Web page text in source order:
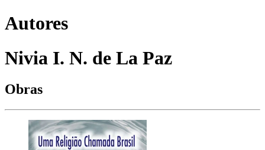
Autores
Nivia I. N. de La Paz
Obras